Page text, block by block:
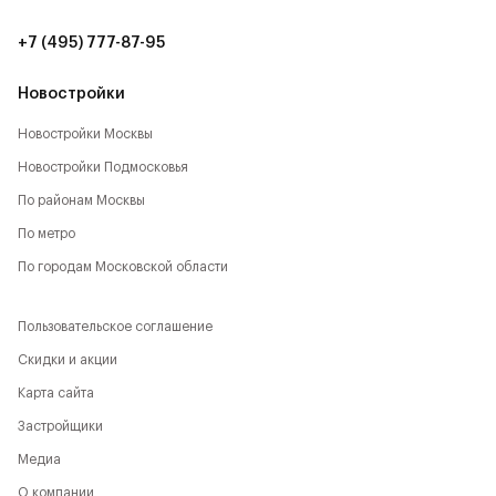
8 мин. до ТЦ Метрополис (7 км)
10 мин. до ИКЕА, Мега (9 км)
12 мин. до ТЦ Авиапарк (11 км)
Новостройки
Новостройки Москвы
Новостройки Подмосковья
По районам Москвы
По метро
По городам Московской области
+7 (495) 777-87-95
Пользовательское соглашение
Скидки и акции
Карта сайта
Застройщики
Медиа
О компании